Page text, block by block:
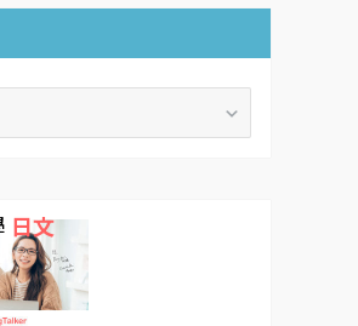
日文